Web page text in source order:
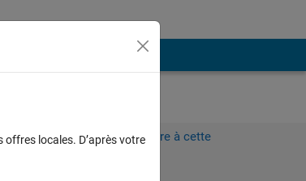
Connectez-vous pour répondre à cette
locales. D’après votre